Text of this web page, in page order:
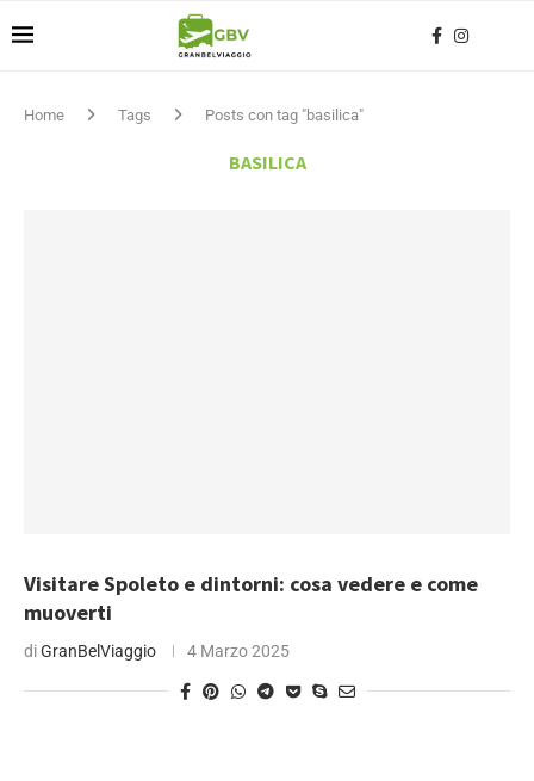
Home Tags Posts con tag "basilica"
BASILICA
Visitare Spoleto e dintorni: cosa vedere e come
muoverti
diGranBelViaggio 4 Marzo 2025